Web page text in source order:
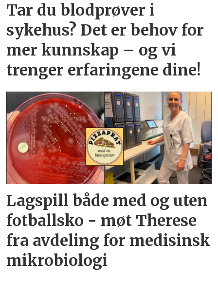
Tar du blodprøver i
sykehus? Det er behov for
mer kunnskap – og vi
trenger erfaringene dine!
Lagspill både med og uten
fotballsko - møt Therese
fra avdeling for medisinsk
mikrobiologi